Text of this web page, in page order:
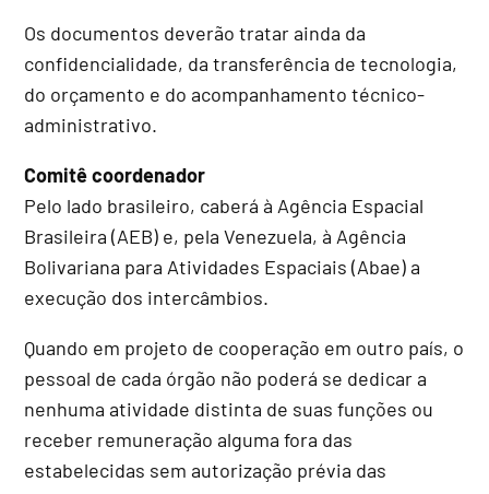
Os documentos deverão tratar ainda da
confidencialidade, da transferência de tecnologia,
do orçamento e do acompanhamento técnico-
administrativo.
Comitê coordenador
Pelo lado brasileiro, caberá à Agência Espacial
Brasileira (AEB) e, pela Venezuela, à Agência
Bolivariana para Atividades Espaciais (Abae) a
execução dos intercâmbios.
Quando em projeto de cooperação em outro país, o
pessoal de cada órgão não poderá se dedicar a
nenhuma atividade distinta de suas funções ou
receber remuneração alguma fora das
estabelecidas sem autorização prévia das